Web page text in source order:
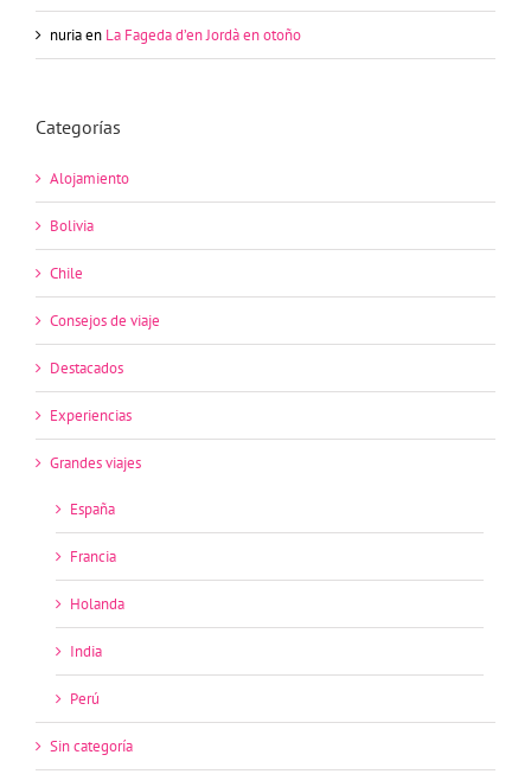
nuriaen La Fageda d’en Jordà en otoño
Categorías
Alojamiento
Bolivia
Chile
Consejos de viaje
Destacados
Experiencias
Grandes viajes
España
Francia
Holanda
India
Perú
Sin categoría